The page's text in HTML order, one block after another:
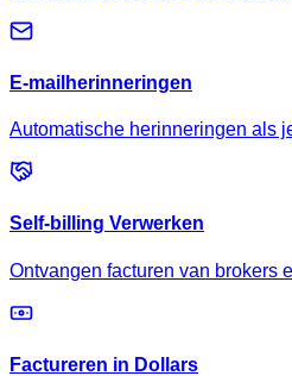
E-mailherinneringen
Automatische herinneringen als
Self-billing Verwerken
Ontvangen facturen van brokers
Factureren in Dollars